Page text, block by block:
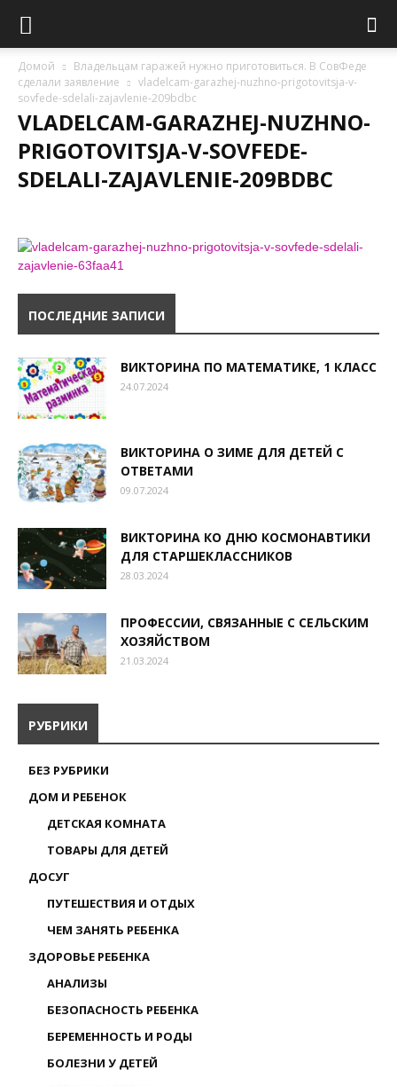
Домой
Владельцам гаражей нужно приготовиться. В СовФеде
сделали заявление
vladelcam-garazhej-nuzhno-prigotovitsja-v-
sovfede-sdelali-zajavlenie-209bdbc
VLADELCAM-GARAZHEJ-NUZHNO-
PRIGOTOVITSJA-V-SOVFEDE-
SDELALI-ZAJAVLENIE-209BDBC
ПОСЛЕДНИЕ ЗАПИСИ
ВИКТОРИНА ПО МАТЕМАТИКЕ, 1 КЛАСС
24.07.2024
ВИКТОРИНА О ЗИМЕ ДЛЯ ДЕТЕЙ С
ОТВЕТАМИ
09.07.2024
ВИКТОРИНА КО ДНЮ КОСМОНАВТИКИ
ДЛЯ СТАРШЕКЛАССНИКОВ
28.03.2024
ПРОФЕССИИ, СВЯЗАННЫЕ С СЕЛЬСКИМ
ХОЗЯЙСТВОМ
21.03.2024
РУБРИКИ
БЕЗ РУБРИКИ
ДОМ И РЕБЕНОК
ДЕТСКАЯ КОМНАТА
ТОВАРЫ ДЛЯ ДЕТЕЙ
ДОСУГ
ПУТЕШЕСТВИЯ И ОТДЫХ
ЧЕМ ЗАНЯТЬ РЕБЕНКА
ЗДОРОВЬЕ РЕБЕНКА
АНАЛИЗЫ
БЕЗОПАСНОСТЬ РЕБЕНКА
БЕРЕМЕННОСТЬ И РОДЫ
БОЛЕЗНИ У ДЕТЕЙ